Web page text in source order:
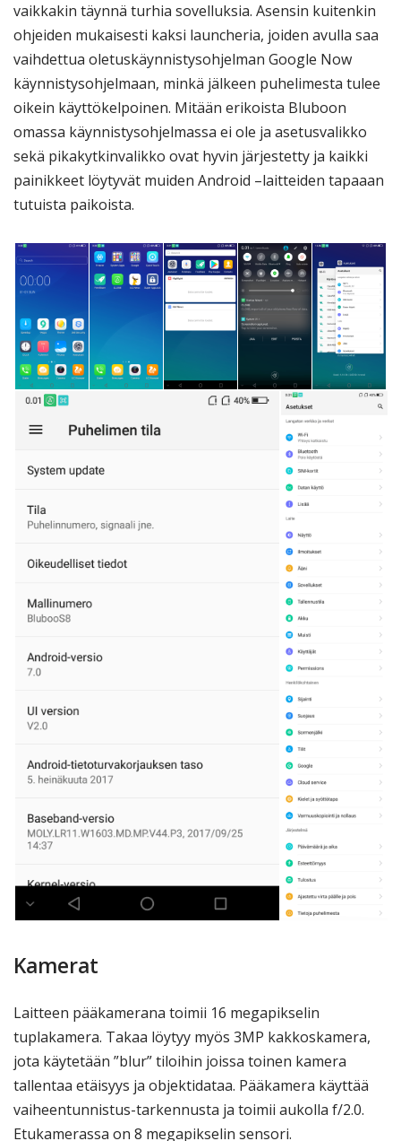
vaikkakin täynnä turhia sovelluksia. Asensin kuitenkin
ohjeiden mukaisesti kaksi launcheria, joiden avulla saa
vaihdettua oletuskäynnistysohjelman Google Now
käynnistysohjelmaan, minkä jälkeen puhelimesta tulee
oikein käyttökelpoinen. Mitään erikoista Bluboon
omassa käynnistysohjelmassa ei ole ja asetusvalikko
sekä pikakytkinvalikko ovat hyvin järjestetty ja kaikki
painikkeet löytyvät muiden Android –laitteiden tapaaan
tutuista paikoista.
Kamerat
Laitteen pääkamerana toimii 16 megapikselin
tuplakamera. Takaa löytyy myös 3MP kakkoskamera,
jota käytetään ”blur” tiloihin joissa toinen kamera
tallentaa etäisyys ja objektidataa. Pääkamera käyttää
vaiheentunnistus-tarkennusta ja toimii aukolla f/2.0.
Etukamerassa on 8 megapikselin sensori.